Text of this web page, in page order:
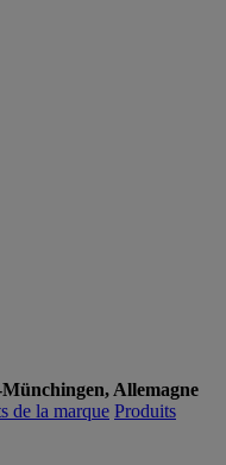
Allemagne
de la marque Produits